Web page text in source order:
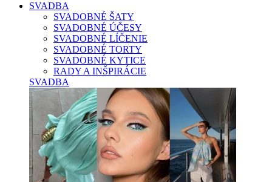
SVADBA
SVADOBNÉ ŠATY
SVADOBNÉ ÚČESY
SVADOBNÉ LÍČENIE
SVADOBNÉ TORTY
SVADOBNÉ KYTICE
RADY A INŠPIRÁCIE
SVADBA